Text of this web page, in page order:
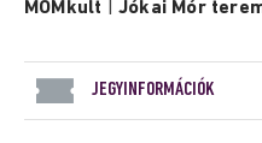
MOMkult |Jókai Mór
JEGYINFORMÁCIÓK